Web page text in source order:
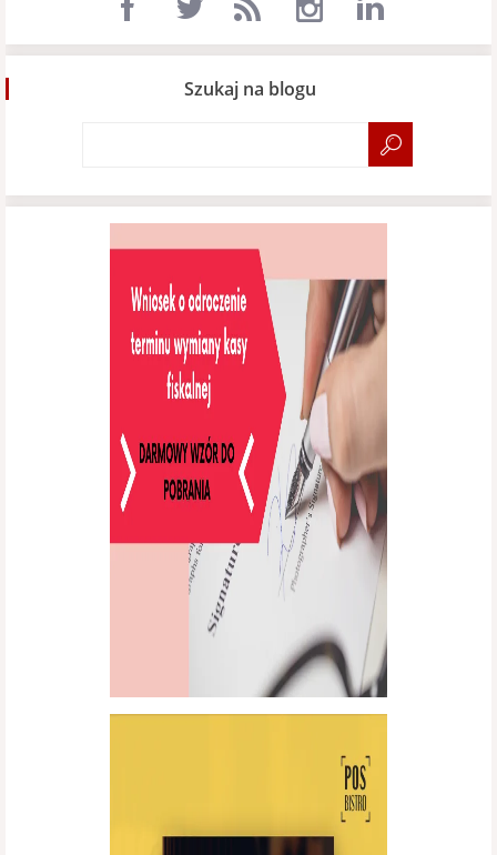
Szukaj na blogu